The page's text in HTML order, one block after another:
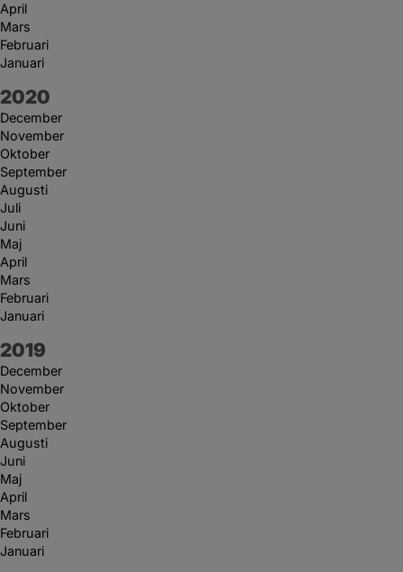
April
Mars
Februari
Januari
År:
2020
December
November
Oktober
September
Augusti
Juli
Juni
Maj
April
Mars
Februari
Januari
År:
2019
December
November
Oktober
September
Augusti
Juni
Maj
April
Mars
Februari
Januari